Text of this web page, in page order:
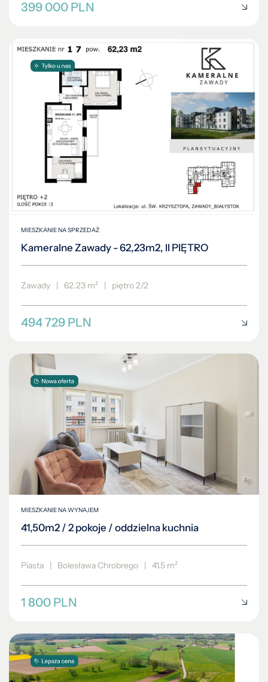
399 000 PLN
MIESZKANIE NA SPRZEDAŻ
Kameralne Zawady - 62,23m2, II PIĘTRO
Zawady 62.23 m² piętro 2/2
494 729 PLN
MIESZKANIE NA WYNAJEM
41,50m2 / 2 pokoje / oddzielna kuchnia
Piasta | Bolesława Chrobrego | 41.5 m²
1 800 PLN